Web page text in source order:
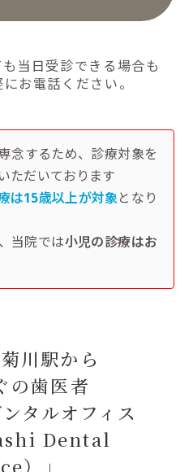
当日受診できる場合も
お電話ください。
念するため、診療対象を
ただいております
は15歳以上が対象となり
当院では小児の診療はお
川駅から
の歯医者
タルオフィス
Dental
）」